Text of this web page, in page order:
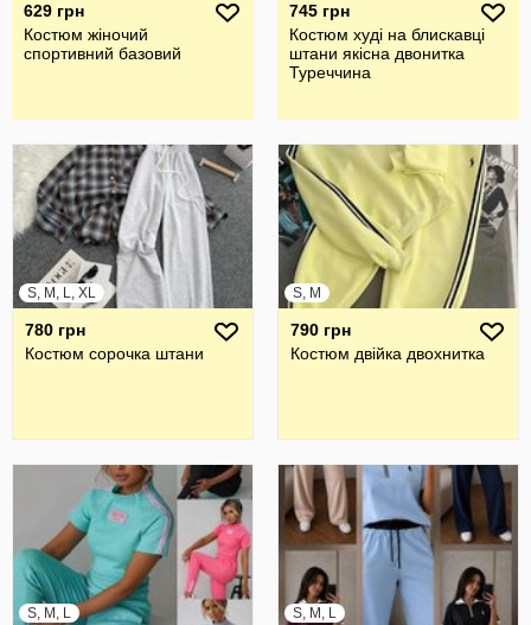
629 грн
Костюм жіночий
спортивний базовий
745 грн
Костюм худі на блискавці
штани якісна двонитка
Туреччина
S, M, L, XL
780 грн
Костюм сорочка штани
S, M
790 грн
Костюм двійка двохнитка
S, M, L S, M, L